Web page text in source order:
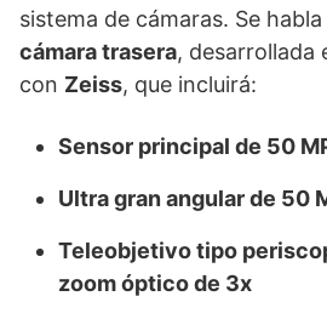
sistema de cámaras. Se
cámara trasera, desarrollada
con Zeiss, que incluirá:
Sensor principal de 50
Ultra gran angular de 50
Teleobjetivo tipo
zoom óptico de 3x